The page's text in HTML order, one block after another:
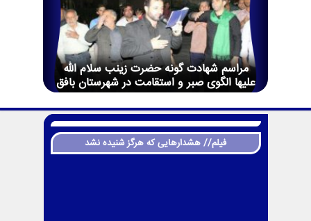
مراسم شهادت گونه حضرت زینب سلام الله
علیها الگوی صبر و استقامت در شهرستان بافق
فیلم// هشدارهایی که هرگز شنیده نشد